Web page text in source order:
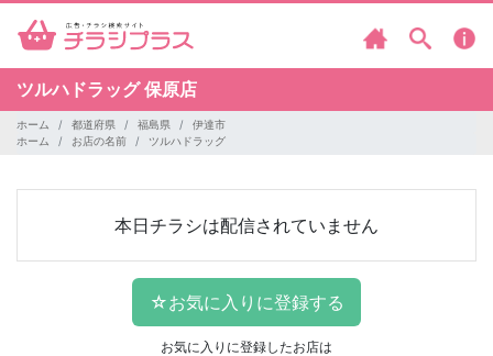
ツルハドラッグ保原店
ホーム 都道府県 福島県
伊達市
ホーム
お店の名前 ツルハドラッグ
本日チラシは配信されていません
お気に入りに登録したお店は